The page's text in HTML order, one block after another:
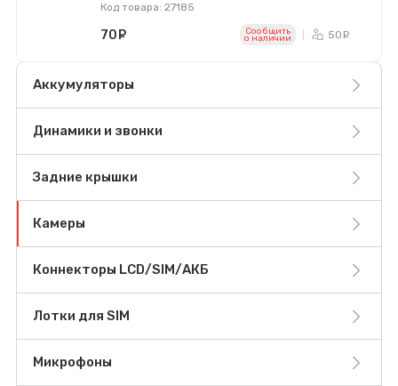
Код товара: 27185
70 Сообщить
o наличии 50
Аккумуляторы
Динамики и звонки
Задние крышки
Камеры
Коннекторы LCD/SIM/АКБ
Лотки для SIM
Микрофоны